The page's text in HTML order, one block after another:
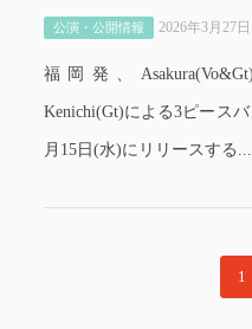
公演・公開情報 2026年3月27
福岡発、
Kenichi(Gt)による3ピース
月15日(水)にリリースする...
1